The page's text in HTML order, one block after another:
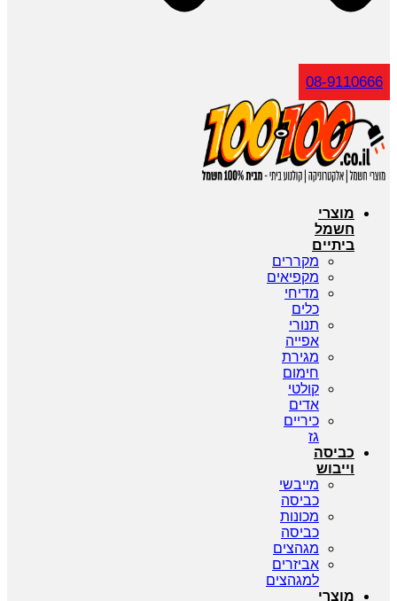
חיפוש
08-9110666
מוצרי
חשמל
ביתיים
מקררים
מקפיאים
מדיחי
כלים
תנורי
אפייה
מגירת
חימום
קולטי
אדים
כיריים
גז
כביסה
וייבוש
מייבשי
כביסה
מכונות
כביסה
מגהצים
אביזרים
למגהצים
מוצרי